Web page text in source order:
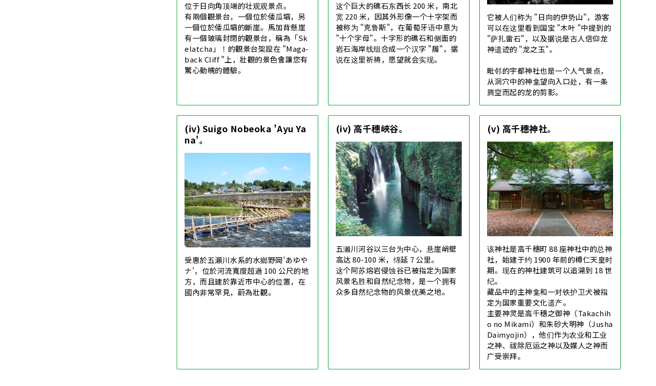
位于日向角顶端的壮观观景点。
有兩個觀景台，一個位於倭瓜壩，另
一個位於倭瓜壩的斷崖。馬加背懸崖
有一個玻璃封閉的觀景台，稱為「Sk
elatcha」！的觀景台架設在 "Maga-
back Cliff "上，壯觀的景色會讓您有
驚心動魄的體驗。
这个巨大的礁石东西长 200 米，南北
宽 220 米，因其外形像一个十字架而
被称为 "克鲁斯"，在葡萄牙语中意为
"十个字母"。十字形的礁石和侧面的
岩石海岸线组合成一个汉字 "履"，据
说在这里祈祷，愿望就会实现。
它被人们称为 "日向的伊势山"，游客
可以在这里看到国宝 "木叶 "中提到的
"萨扎雷石"，以及据说是古人信仰龙
神遗迹的 "龙之玉"。
毗邻的宇都神社也是一个人气景点，
从洞穴中的神龛望向入口处，有一条
腾空而起的龙的剪影。
(iv) Suigo Nobeoka 'Ayu Ya
na'。
受惠於五瀨川水系的水鄉野岡'あゆや
ナ'，位於河流寬度超過 100 公尺的地
方，而且建於靠近市中心的位置，在
國內非常罕見，蔚為壯觀。
(iv) 高千穗峽谷。
五濑川河谷以三台为中心，悬崖峭壁
高达 80-100 米，绵延 7 公里。
这个阿苏熔岩侵蚀谷已被指定为国家
风景名胜和自然纪念物，是一个拥有
众多自然纪念物的风景优美之地。
(v) 高千穗神社。
该神社是高千穗町 88 座神社中的总神
社，始建于约 1900 年前的樽仁天皇时
期。现在的神社建筑可以追溯到 18 世
纪。
藏品中的主神龛和一对铁护卫犬被指
定为国家重要文化遗产。
主要神灵是高千穗之御神（Takachih
o no Mikami）和朱砂大明神（Jusha
Daimyojin），他们作为农业和工业
之神、祓除厄运之神以及媒人之神而
广受崇拜。